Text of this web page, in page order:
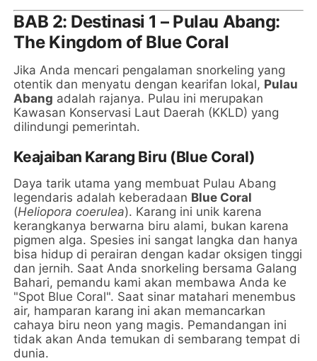
BAB 2: Destinasi 1 – Pulau Abang:
The Kingdom of Blue Coral
Jika Anda mencari pengalaman snorkeling yang
otentik dan menyatu dengan kearifan lokal, Pulau
Abang adalah rajanya. Pulau ini merupakan
Kawasan Konservasi Laut Daerah (KKLD) yang
dilindungi pemerintah.
Keajaiban Karang Biru (Blue Coral)
Daya tarik utama yang membuat Pulau Abang
legendaris adalah keberadaan Blue Coral
(Heliopora coerulea). Karang ini unik karena
kerangkanya berwarna biru alami, bukan karena
pigmen alga. Spesies ini sangat langka dan hanya
bisa hidup di perairan dengan kadar oksigen tinggi
dan jernih. Saat Anda snorkeling bersama Galang
Bahari, pemandu kami akan membawa Anda ke
"Spot Blue Coral". Saat sinar matahari menembus
air, hamparan karang ini akan memancarkan
cahaya biru neon yang magis. Pemandangan ini
tidak akan Anda temukan di sembarang tempat di
dunia.